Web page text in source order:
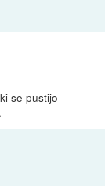
se pustijo